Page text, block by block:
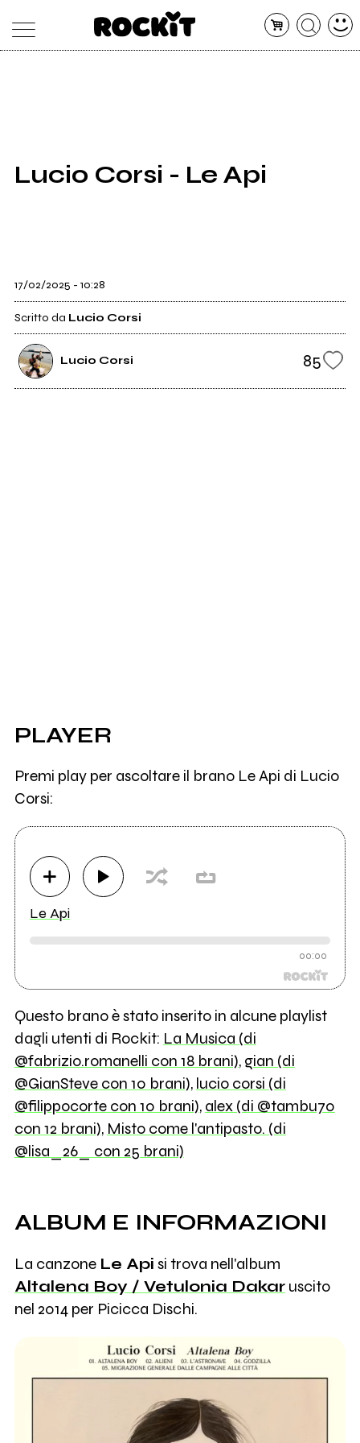
SHOP
Lucio Corsi - Le Api
17/02/2025 - 10:28
Scritto da Lucio Corsi
Lucio Corsi 85
PLAYER
Premi play per ascoltare il brano Le Api di Lucio
Corsi:
Le Api
00:00
Questo brano è stato inserito in alcune playlist
dagli utenti di Rockit: La Musica (di
@fabrizio.romanelli con 18 brani), gian (di
@GianSteve con 10 brani), lucio corsi (di
@filippocorte con 10 brani), alex (di @tambu70
con 12 brani), Misto come l'antipasto. (di
@lisa_26_ con 25 brani)
ALBUM E INFORMAZIONI
La canzone Le Api si trova nell'album
Altalena Boy / Vetulonia Dakaruscito
nel 2014 per Picicca Dischi.